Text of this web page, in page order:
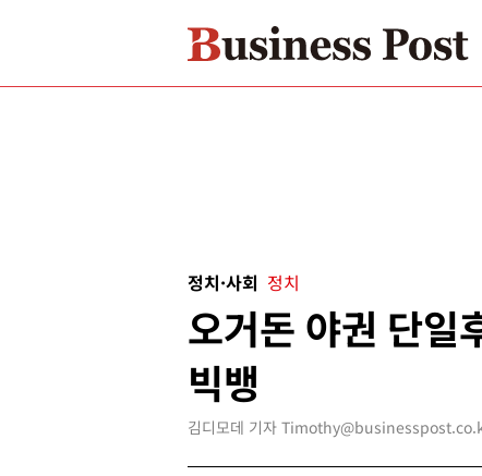
정치·사회 정치
오거돈 야권 단일
빅뱅
김디모데 기자